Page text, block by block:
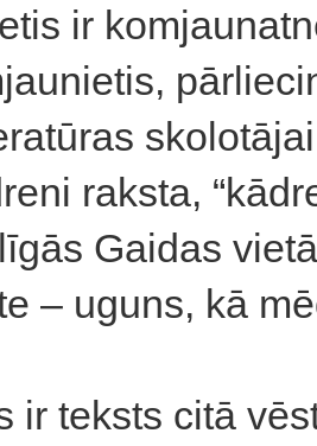
ir
raksta,
Gaidas
– uguns, kā
ir teksts citā